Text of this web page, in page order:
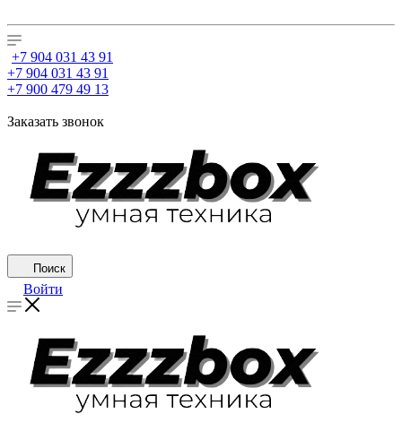
+7 904 031 43 91
+7 904 031 43 91
+7 900 479 49 13
Заказать звонок
Поиск
Войти